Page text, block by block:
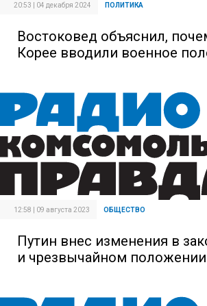
20:53 | 04 декабря 2024 ПОЛИТИКА
Востоковед объяснил,
Корее вводили военное
12:58 | 09 августа 2023 ОБЩЕСТВО
Путин внес изменения в
и чрезвычайном